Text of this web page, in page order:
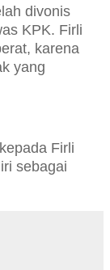
divonis
KPK. Firli
karena
yang
Firli
sebagai